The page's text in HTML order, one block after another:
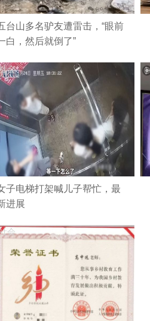
台山多名驴友遭雷击，“眼前
白，然后就倒了”
子电梯打架喊儿子帮忙，最
进展
会
会